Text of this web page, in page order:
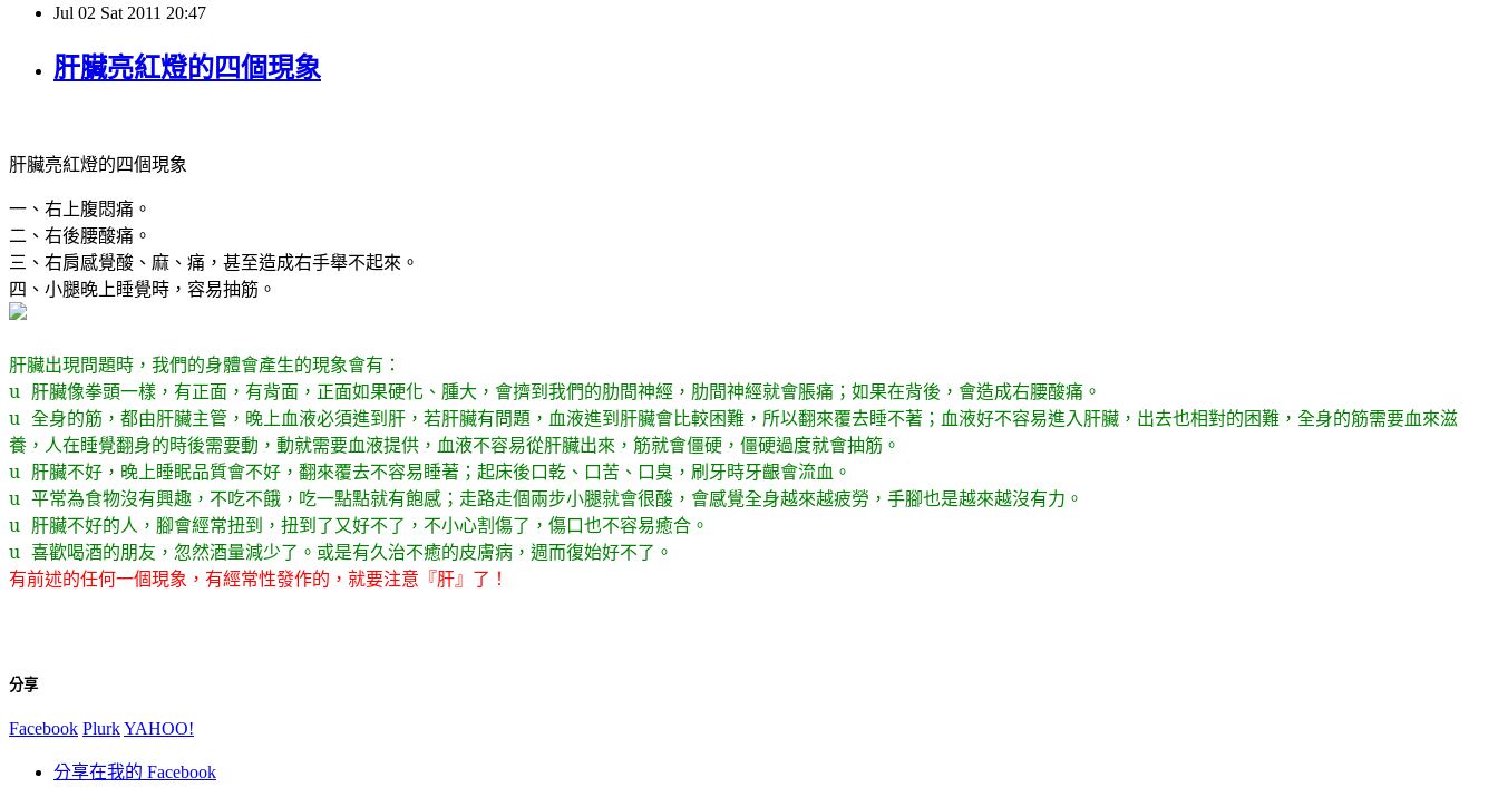
Jul 02 Sat 2011 20:47
肝臟亮紅燈的四個現象
肝臟亮紅燈的四個現象
一、右上腹悶痛。
二、右後腰酸痛。
三、右肩感覺酸、麻、痛，甚至造成右手舉不起來。
四、小腿晚上睡覺時，容易抽筋。
肝臟出現問題時，我們的身體會產生的現象會有：
u 肝臟像拳頭一樣，有正面，有背面，正面如果硬化、腫大，會擠到我們的肋間神經，肋間神經就會脹痛；如果在背後，會造成右腰酸痛。
u 全身的筋，都由肝臟主管，晚上血液必須進到肝，若肝臟有問題，血液進到肝臟會比較困難，所以翻來覆去睡不著；血液好不容易進入肝臟，出去也相對的困難，全身的筋需要血來滋
養，人在睡覺翻身的時後需要動，動就需要血液提供，血液不容易從肝臟出來，筋就會僵硬，僵硬過度就會抽筋。
u 肝臟不好，晚上睡眠品質會不好，翻來覆去不容易睡著；起床後口乾、口苦、口臭，刷牙時牙齦會流血。
u 平常為食物沒有興趣，不吃不餓，吃一點點就有飽感；走路走個兩步小腿就會很酸，會感覺全身越來越疲勞，手腳也是越來越沒有力。
u 肝臟不好的人，腳會經常扭到，扭到了又好不了，不小心割傷了，傷口也不容易癒合。
u 喜歡喝酒的朋友，忽然酒量減少了。或是有久治不癒的皮膚病，週而復始好不了。
有前述的任何一個現象，有經常性發作的，就要注意『肝』了！
分享
Facebook PlurkYAHOO!
分享在我的 Facebook